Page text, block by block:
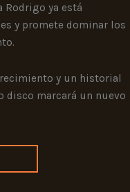
Rodrigo ya está
y promete dominar los
y un historial
disco marcará un nuevo